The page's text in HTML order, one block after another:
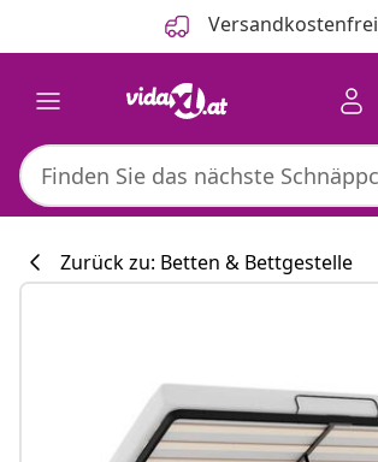
Versandkostenfrei
Zurück zu: Betten & Bettgestelle